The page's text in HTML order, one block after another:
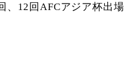
、12回AFCアジア杯出場